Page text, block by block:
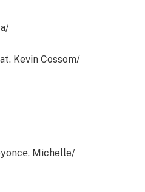
Kevin Cossom/
Michelle/